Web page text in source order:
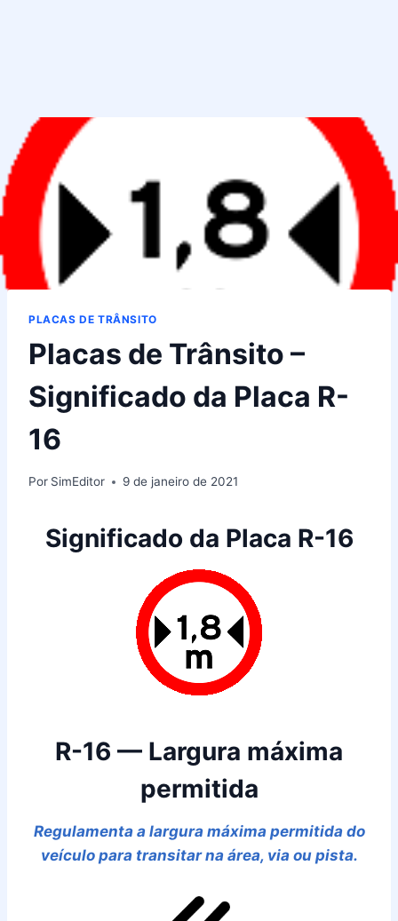
PLACAS DE TRÂNSITO
Placas de Trânsito –
Significado da Placa R-
16
Por SimEditor 9 de janeiro de 2021
Significado da Placa R-16
R-16 — Largura máxima
permitida
Regulamenta a largura máxima permitida do
veículo para transitar na área, via ou pista.